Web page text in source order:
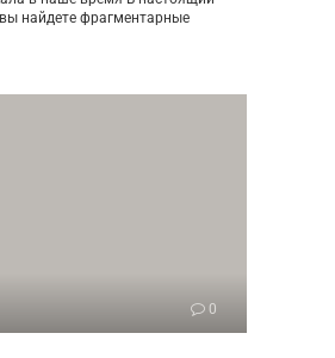
найдете фрагментарные
0